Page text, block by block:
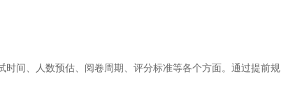
间、人数预估、阅卷周期、评分标准等各个方面。通过提前规